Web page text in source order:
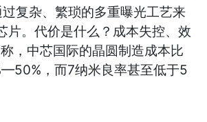
复杂、繁琐的多重曝光工艺来
片。代价是什么？成本失控、效
，中芯国际的晶圆制造成本比
，而7纳米良率甚至低于5